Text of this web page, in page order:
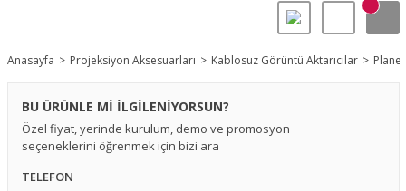
Anasayfa Projeksiyon Aksesuarları Kablosuz Görüntü Aktarıcılar
BU ÜRÜNLE Mİ İLGİLENİYORSUN?
Özel fiyat, yerinde kurulum, demo ve promosyon
seçeneklerini öğrenmek için bizi ara
TELEFON